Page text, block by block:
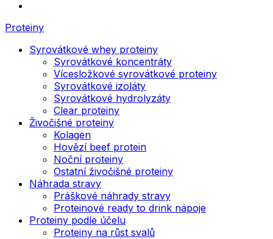
Proteiny
Syrovátkové whey proteiny
Syrovátkové koncentráty
Vícesložkové syrovátkové proteiny
Syrovátkové izoláty
Syrovátkové hydrolyzáty
Clear proteiny
Živočišné proteiny
Kolagen
Hovězí beef protein
Noční proteiny
Ostatní živočišné proteiny
Náhrada stravy
Práškové náhrady stravy
Proteinové ready to drink nápoje
Proteiny podle účelu
Proteiny na růst svalů